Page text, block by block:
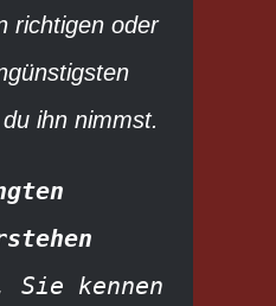
richtigen oder
ihn nimmst.
Sie kennen